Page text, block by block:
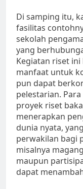
Di samping itu,
fasilitas
sekolah
yang
Kegiatan riset
manfaat untuk
pun dapat
pelestarian.
proyek riset
menerapkan
dunia nyata,
perwakilan bagi
misalnya
maupun
dapat